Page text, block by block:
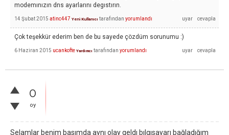
modemınızın dns ayarlarını degıstırın.
14 Şubat 2015 atinc447 Yeni Kullanıcı tarafından yorumlandı
Çok teşekkür ederim ben de bu sayede çözdüm sorunumu :)
6 Haziran 2015 ucankofte Yardımcı tarafından yorumlandı
0
oy
Selamlar benim basımda aynı olay geldı bılgısayarı bağladığım